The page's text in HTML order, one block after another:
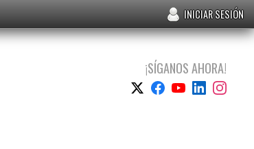
INICIAR SESIÓN
¡SÍGANOS AHORA!